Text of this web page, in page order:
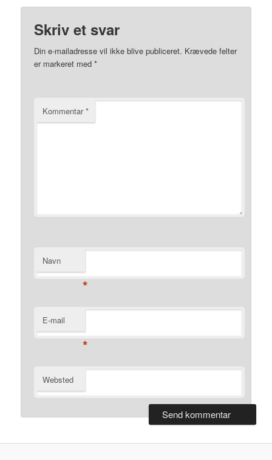
Skriv et svar
Din e-mailadresse vil ikke blive publiceret. Krævede felter
er markeret med*
Kommentar*
Navn
*
E-mail
*
Websted